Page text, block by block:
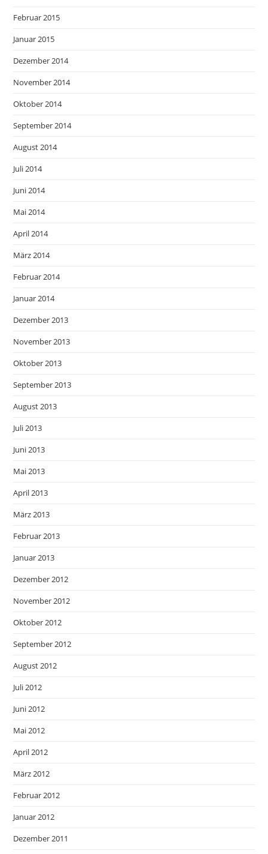
Februar 2015
Januar 2015
Dezember 2014
November 2014
Oktober 2014
September 2014
August 2014
Juli 2014
Juni 2014
Mai 2014
April 2014
März 2014
Februar 2014
Januar 2014
Dezember 2013
November 2013
Oktober 2013
September 2013
August 2013
Juli 2013
Juni 2013
Mai 2013
April 2013
März 2013
Februar 2013
Januar 2013
Dezember 2012
November 2012
Oktober 2012
September 2012
August 2012
Juli 2012
Juni 2012
Mai 2012
April 2012
März 2012
Februar 2012
Januar 2012
Dezember 2011